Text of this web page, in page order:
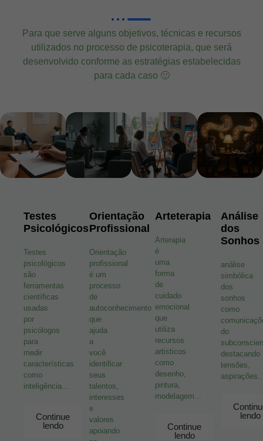
Para que serve alguns objetivos, técnicas e recursos
utilizados no processo de psicoterapia, que será
desenvolvido conforme as estratégias estabelecidas
para cada caso 🙂
Análise
dos
Sonhos
análise
simbólica
dos
sonhos
como
do
destacando
tensões,
lendo
Arteterapia
Arterapia
é
uma
forma
de
cuidado
emocional
que
utiliza
recursos
artisticos
como
desenho,
pintura,
modelagem...
Continue
lendo
Orientação
Profissional
Orientação
profissional
é um
processo
de
autoconhecimento
que
ajuda
a
você
identificar
seus
talentos,
interesses
e
valores
apoiando
Testes
Psicológicos
Testes
psicológicos
são
ferramentas
científicas
usadas
por
psicólogos
para
medir
características
como
inteligência...
Continue
lendo